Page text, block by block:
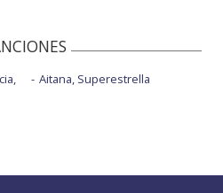
Aitana, Superestrella